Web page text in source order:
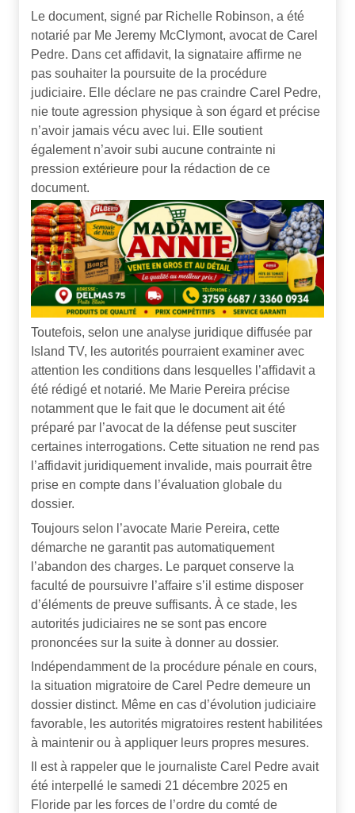
Le document, signé par Richelle Robinson, a été
notarié par Me Jeremy McClymont, avocat de Carel
Pedre. Dans cet affidavit, la signataire affirme ne
pas souhaiter la poursuite de la procédure
judiciaire. Elle déclare ne pas craindre Carel Pedre,
nie toute agression physique à son égard et précise
n’avoir jamais vécu avec lui. Elle soutient
également n’avoir subi aucune contrainte ni
pression extérieure pour la rédaction de ce
document.
Toutefois, selon une analyse juridique diffusée par
Island TV, les autorités pourraient examiner avec
attention les conditions dans lesquelles l’affidavit a
été rédigé et notarié. Me Marie Pereira précise
notamment que le fait que le document ait été
préparé par l’avocat de la défense peut susciter
certaines interrogations. Cette situation ne rend pas
l’affidavit juridiquement invalide, mais pourrait être
prise en compte dans l’évaluation globale du
dossier.
Toujours selon l’avocate Marie Pereira, cette
démarche ne garantit pas automatiquement
l’abandon des charges. Le parquet conserve la
faculté de poursuivre l’affaire s’il estime disposer
d’éléments de preuve suffisants. À ce stade, les
autorités judiciaires ne se sont pas encore
prononcées sur la suite à donner au dossier.
Indépendamment de la procédure pénale en cours,
la situation migratoire de Carel Pedre demeure un
dossier distinct. Même en cas d’évolution judiciaire
favorable, les autorités migratoires restent habilitées
à maintenir ou à appliquer leurs propres mesures.
Il est à rappeler que le journaliste Carel Pedre avait
été interpellé le samedi 21 décembre 2025 en
Floride par les forces de l’ordre du comté de